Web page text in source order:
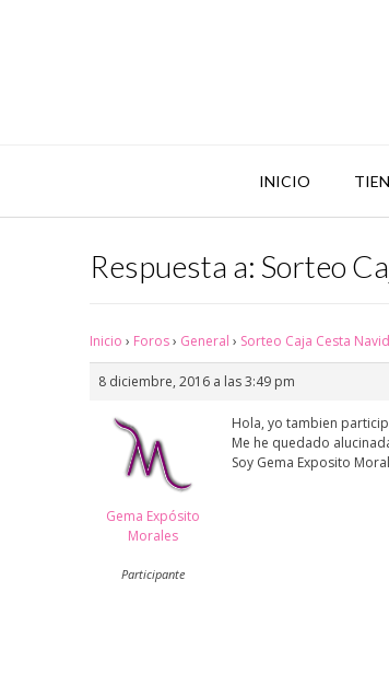
INICIO
Respuesta a: Sorteo
Inicio › Foros› General › Sorteo Caja Cesta
8 diciembre, 2016 a las 3:49 pm
Gema Expósito
Morales
Participante
Hola, yo tambien
Me he quedado
Soy Gema Exposito